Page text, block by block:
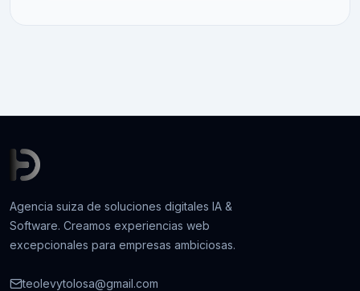
Agencia suiza de soluciones digitales IA &
Software. Creamos experiencias web
excepcionales para empresas ambiciosas.
teolevytolosa@gmail.com